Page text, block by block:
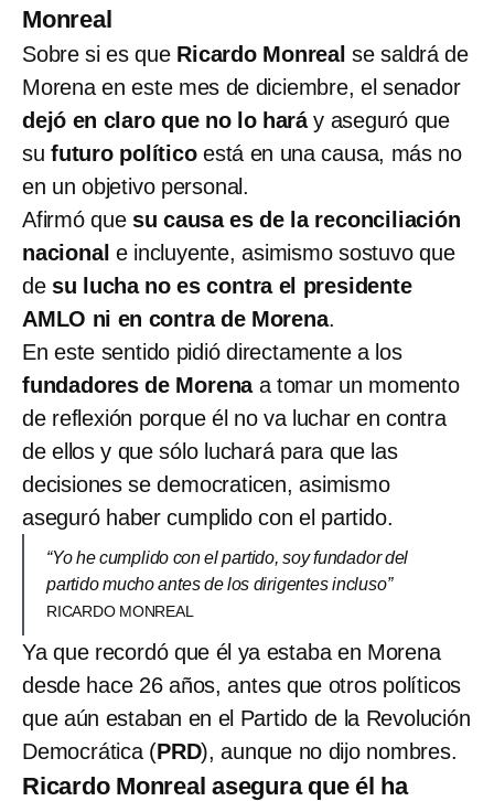
Monreal
Sobre si es queRicardo Monreal se saldrá de
Morena en este mes de diciembre, el senador
dejó en claro que no lo haráy aseguró que
su futuro político está en una causa, más no
en un objetivo personal.
Afirmó que su causa es de la reconciliación
nacional e incluyente, asimismo sostuvo que
de su lucha no es contra el presidente
AMLO ni en contra de Morena.
En este sentido pidió directamente a los
fundadores de Morena a tomar un momento
de reflexión porque él no va luchar en contra
de ellos y que sólo luchará para que las
decisiones se democraticen, asimismo
aseguró haber cumplido con el partido.
“Yo he cumplido con el partido, soy fundador del
partido mucho antes de los dirigentes incluso”
RICARDO MONREAL
Ya que recordó que él ya estaba en Morena
desde hace 26 años, antes que otros políticos
que aún estaban en el Partido de la Revolución
Democrática (PRD), aunque no dijo nombres.
Ricardo Monreal asegura que él ha